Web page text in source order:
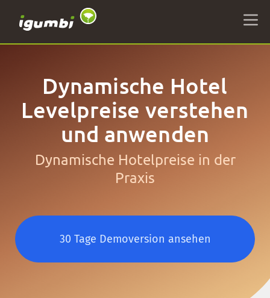
Dynamische Hotel
Levelpreise verstehen
und anwenden
Dynamische Hotelpreise in der
Praxis
30 Tage Demoversion ansehen